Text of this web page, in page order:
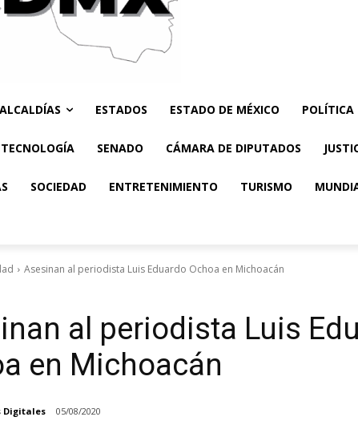
ALCALDÍAS ESTADOS ESTADO DE MÉXICO POLÍTICA
SENADO CÁMARA DE DIPUTADOS
SOCIEDAD ENTRETENIMIENTO TURISMO
Asesinan al periodista Luis Eduardo Ochoa en Michoacán
al periodista Luis
en Michoacán
Digitales 05/08/2020